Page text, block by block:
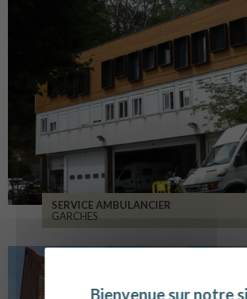
SERVICE AMBULANCIER
GARCHES